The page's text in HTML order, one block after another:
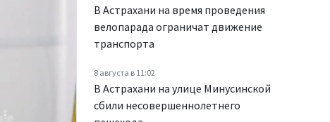
В Астрахани на время проведения
велопарада ограничат движение
транспорта
8 августа в 11:02
В Астрахани на улице Минусинской
сбили несовершеннолетнего